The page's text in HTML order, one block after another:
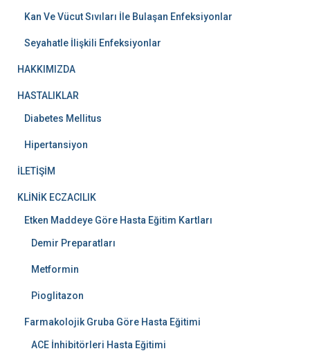
Kan Ve Vücut Sıvıları İle Bulaşan Enfeksiyonlar
Seyahatle İlişkili Enfeksiyonlar
HAKKIMIZDA
HASTALIKLAR
Diabetes Mellitus
Hipertansiyon
İLETİŞİM
KLİNİK ECZACILIK
Etken Maddeye Göre Hasta Eğitim Kartları
Demir Preparatları
Metformin
Pioglitazon
Farmakolojik Gruba Göre Hasta Eğitimi
ACE İnhibitörleri Hasta Eğitimi